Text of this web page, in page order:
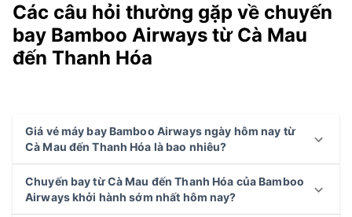
Các câu hỏi thường gặp về chuyến
bay Bamboo Airways từ Cà Mau
đến Thanh Hóa
Giá vé máy bay Bamboo Airways ngày hôm nay từ
Cà Mau đến Thanh Hóa là bao nhiêu?
Chuyến bay từ Cà Mau đến Thanh Hóa của Bamboo
Airways khởi hành sớm nhất hôm nay?